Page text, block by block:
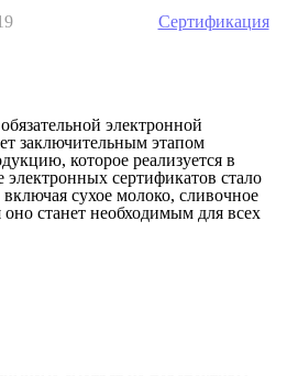
Сертификация
электронной
заключительным этапом
которое реализуется в
сертификатов стало
сухое молоко, сливочное
станет необходимым для всех